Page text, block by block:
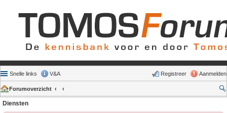
Snelle links V&A Aanmelden
Registreer
Forumoverzicht
Diensten